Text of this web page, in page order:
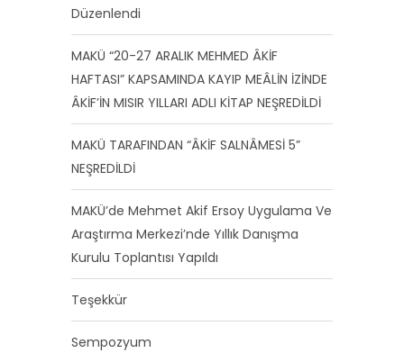
Düzenlendi
MAKÜ “20-27 ARALIK MEHMED ÂKİF
HAFTASI” KAPSAMINDA KAYIP MEÂLİN İZİNDE
ÂKİF’İN MISIR YILLARI ADLI KİTAP NEŞREDİLDİ
MAKÜ TARAFINDAN “ÂKİF SALNÂMESİ 5”
NEŞREDİLDİ
MAKÜ’de Mehmet Akif Ersoy Uygulama Ve
Araştırma Merkezi’nde Yıllık Danışma
Kurulu Toplantısı Yapıldı
Teşekkür
Sempozyum